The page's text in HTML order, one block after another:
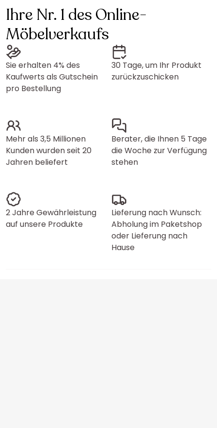
Ihre Nr. 1 des Online-
Möbelverkaufs
Sie erhalten 4% des
Kaufwerts als Gutschein
pro Bestellung
30 Tage, um Ihr Produkt
zurückzuschicken
Mehr als 3,5 Millionen
Kunden wurden seit 20
Jahren beliefert
Berater, die Ihnen 5 Tage
die Woche zur Verfügung
stehen
2 Jahre Gewährleistung
auf unsere Produkte
Lieferung nach Wunsch:
Abholung im Paketshop
oder Lieferung nach
Hause